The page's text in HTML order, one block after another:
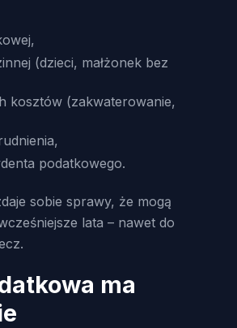
(dzieci, małżonek bez
kosztów (zakwaterowanie,
podatkowego.
sobie sprawy, że mogą
lata – nawet do
ma